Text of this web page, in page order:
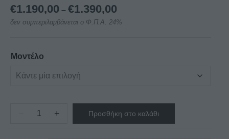
€1.190,00 – €1.390,00
range:
δεν συμπεριλαμβάνεται ο Φ.Π.Α. 24%
Μοντέλο
ΚΑΘΕΤΗ
+ Προσθήκη στο καλάθι